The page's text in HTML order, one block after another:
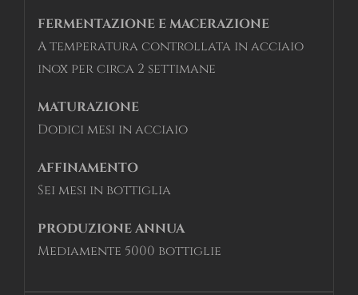
FERMENTAZIONE E MACERAZIONE
A temperatura controllata in acciaio
inox per circa 2 settimane
MATURAZIONE
Dodici mesi in acciaio
AFFINAMENTO
Sei mesi in bottiglia
PRODUZIONE ANNUA
Mediamente 5000 bottiglie